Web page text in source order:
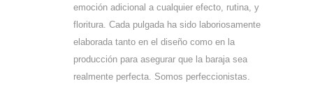
emoción adicional a cualquier efecto, rutina, y
floritura. Cada pulgada ha sido laboriosamente
elaborada tanto en el diseño como en la
producción para asegurar que la baraja sea
realmente perfecta. Somos perfeccionistas.